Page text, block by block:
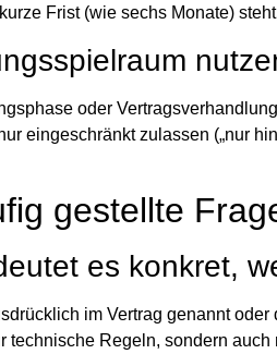
Frist (wie sechs Monate)
oder
eingeschränkt zulassen („nur
gestellte
es konkret,
im Vertrag genannt
technische Regeln, sondern